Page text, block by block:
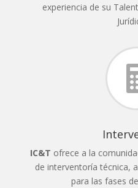
experiencia de su
IC&T ofrece a la
de interventoría técnica,
para las fases